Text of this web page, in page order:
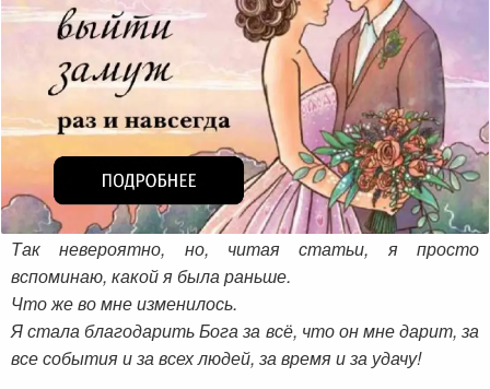
Так невероятно, но, читая статьи, я просто
вспоминаю, какой я была раньше.
Что же во мне изменилось.
Я стала благодарить Бога за всё, что он мне дарит, за
все события и за всех людей, за время и за удачу!